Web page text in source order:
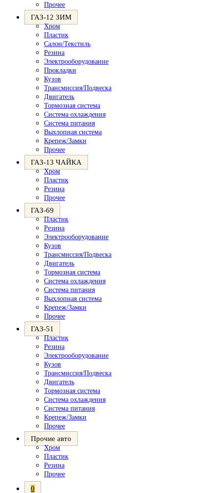
Прочее
ГАЗ-12 ЗИМ
Хром
Пластик
Салон/Текстиль
Резина
Электрооборудование
Прокладки
Кузов
Трансмиссия/Подвеска
Двигатель
Тормозная система
Система охлаждения
Система питания
Выхлопная система
Крепеж/Замки
Прочее
ГАЗ-13 ЧАЙКА
Хром
Пластик
Резина
Прочее
ГАЗ-69
Пластик
Резина
Электрооборудование
Кузов
Трансмиссия/Подвеска
Двигатель
Тормозная система
Система охлаждения
Система питания
Выхлопная система
Крепеж/Замки
Прочее
ГАЗ-51
Пластик
Резина
Электрооборудование
Кузов
Трансмиссия/Подвеска
Двигатель
Тормозная система
Система охлаждения
Система питания
Крепеж/Замки
Прочее
Прочие авто
Хром
Пластик
Резина
Прочее
0